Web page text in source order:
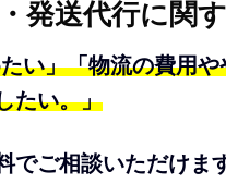
発送代行に関
い」「物流の費用
たい。」
でご相談いただけま